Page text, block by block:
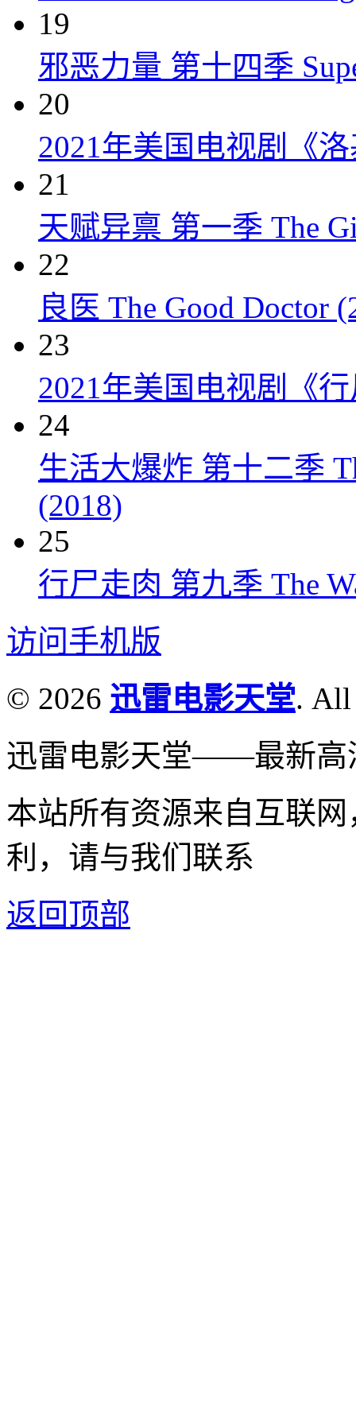
19
邪恶力量 第十四季
20
2021年美国电视剧《
21
天赋异禀 第一季 The
22
良医 The Good Doctor
23
2021年美国电视剧《
24
生活大爆炸 第十二季
(2018)
25
行尸走肉 第九季 The
访问手机版
© 2026 迅雷电影天堂. All
迅雷电影天堂——最新高
本站所有资源来自互联
利，请与我们联系
返回顶部